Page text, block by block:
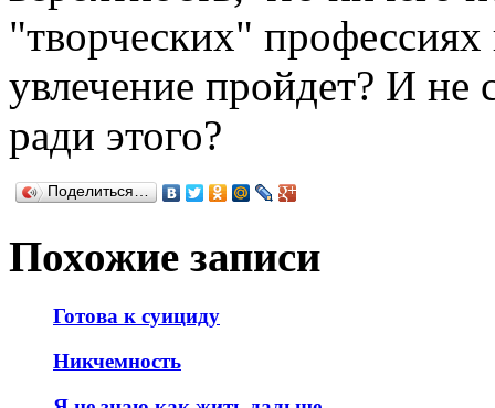
"творческих"
увлечение пройдет? И не
ради этого?
Поделиться…
Похожие записи
Готова к суициду
Никчемность